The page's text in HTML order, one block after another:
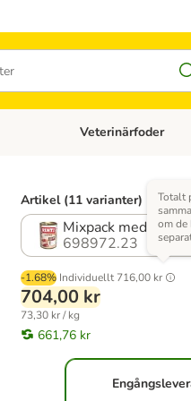
Kattfoder Open category menu:
Veterinärfoder
Artikel (11 varianter)
Mixpack med lamm:
698972.23
-1.68% Individuellt 716,00 kr
Totalt
om de
704,00 kr
73,30 kr / kg
661,76 kr